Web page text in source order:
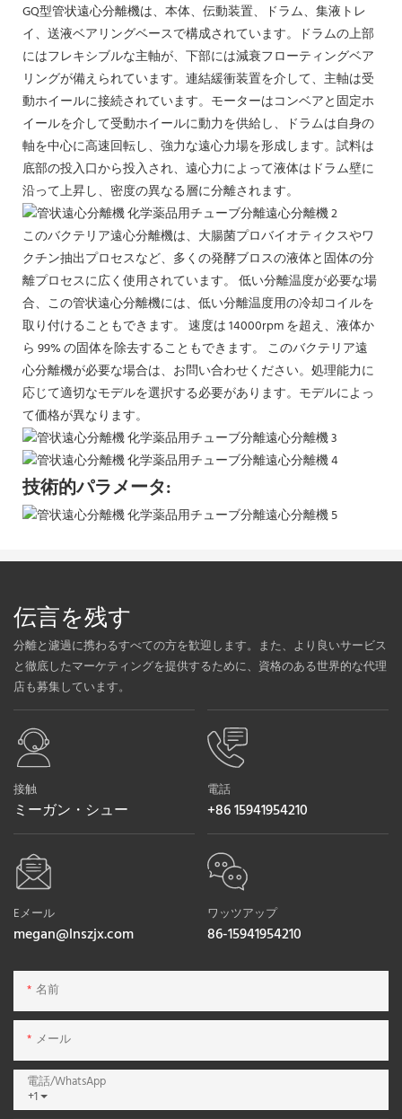
GQ型管状遠心分離機は、本体、伝動装置、ドラム、集液トレ
イ、送液ベアリングベースで構成されています。ドラムの上部
にはフレキシブルな主軸が、下部には減衰フローティングベア
リングが備えられています。連結緩衝装置を介して、主軸は受
動ホイールに接続されています。モーターはコンベアと固定ホ
イールを介して受動ホイールに動力を供給し、ドラムは自身の
軸を中心に高速回転し、強力な遠心力場を形成します。試料は
底部の投入口から投入され、遠心力によって液体はドラム壁に
沿って上昇し、密度の異なる層に分離されます。
このバクテリア遠心分離機は、大腸菌プロバイオティクスやワ
クチン抽出プロセスなど、多くの発酵ブロスの液体と固体の分
離プロセスに広く使用されています。 低い分離温度が必要な場
合、この管状遠心分離機には、低い分離温度用の冷却コイルを
取り付けることもできます。 速度は 14000rpm を超え、液体か
ら 99% の固体を除去することもできます。 このバクテリア遠
心分離機が必要な場合は、お問い合わせください。処理能力に
応じて適切なモデルを選択する必要があります。モデルによっ
て価格が異なります。
技術的パラメータ:
伝言を残す
分離と濾過に携わるすべての方を歓迎します。また、より良いサービス
と徹底したマーケティングを提供するために、資格のある世界的な代理
店も募集しています。
接触
ミーガン・シュー
電話
+86 15941954210
Eメール
megan@lnszjx.com
ワッツアップ
86-15941954210
名前
メール
+1
電話/WhatsApp